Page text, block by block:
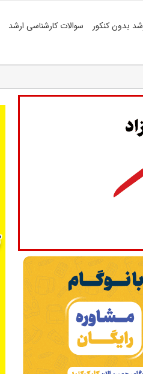
بدون کنکور سوالات کارشناسی ارشد